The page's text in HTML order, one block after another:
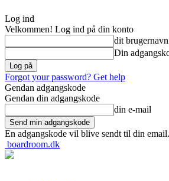
Log ind
Velkommen! Log ind på din konto
dit brugernavn
Din
Forgot your password? Get help
Gendan adgangskode
Gendan din adgangskode
din e-mail
En adgangskode vil blive sendt til din email.
boardroom.dk